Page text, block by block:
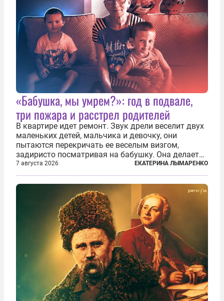
«Бабушка, мы умрем?»: год в подвале,
три пожара и расстрел родителей
В квартире идет ремонт. Звук дрели веселит двух
маленьких детей, мальчика и девочку, они
пытаются перекричать ее веселым визгом,
задиристо посматривая на бабушку. Она делает
им замечание, но внуки чувствуют, что она
сердится невсерьез. И это правда: дрель, конечно,
сверлит противно, но всё...
7 августа 2026 ЕКАТЕРИНА ЛЫМАРЕНКО